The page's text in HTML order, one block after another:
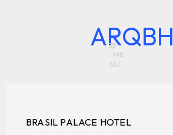
ARQBH
BRASIL PALACE HOTEL